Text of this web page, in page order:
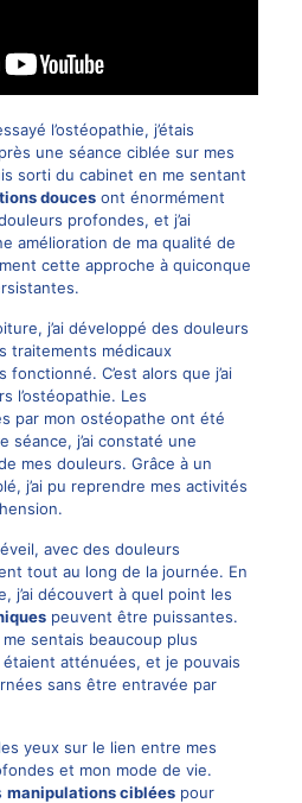
l’ostéopathie, j’étais
une séance ciblée sur mes
sorti du cabinet en me sentant
doucesont énormément
profondes, et j’ai
amélioration de ma qualité de
cette approche à quiconque
j’ai développé des douleurs
traitements médicaux
fonctionné. C’est alors que j’ai
l’ostéopathie. Les
par mon ostéopathe ont été
séance, j’ai constaté une
mes douleurs. Grâce à un
j’ai pu reprendre mes activités
avec des douleurs
tout au long de la journée. En
j’ai découvert à quel point les
peuvent être puissantes.
sentais beaucoup plus
atténuées, et je pouvais
sans être entravée par
yeux sur le lien entre mes
et mon mode de vie.
manipulations cibléespour